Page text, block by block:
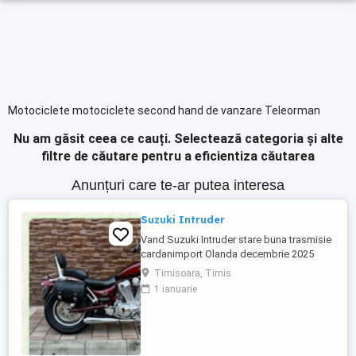
Motociclete motociclete second hand de vanzare Teleorman
Nu am găsit ceea ce cauți. Selectează categoria și alte
filtre de căutare pentru a eficientiza căutarea
Anunțuri care te-ar putea interesa
Suzuki Intruder
Vand Suzuki Intruder stare buna trasmisie
cardanimport Olanda decembrie 2025
inmatriculat RO IN FEBRUARIE Nu raspund
la mesaje.Schimb cu ATV plus sau minus
diferenta
Timisoara, Timis
1 ianuarie